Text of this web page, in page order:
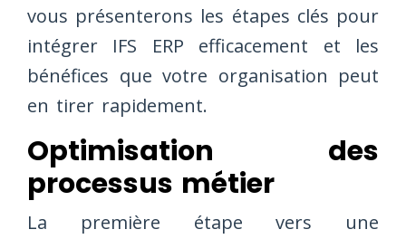
vous présenterons les étapes clés pour
intégrer IFS ERP efficacement et les
bénéfices que votre organisation peut
en tirer rapidement.
Optimisation des
processus métier
La première étape vers une